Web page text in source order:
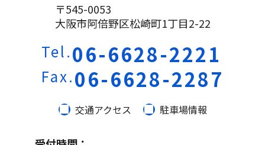
〒545-0053
大阪市阿倍野区松崎町1丁目2-22
Tel.06-6628-2221
Fax.06-6628-2287
交通アクセス 駐車場情報